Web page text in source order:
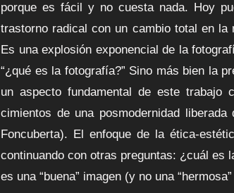
porque es fácil y no cuesta nada. Hoy
trastorno radical con un cambio total en
Es una explosión exponencial de la
“¿qué es la fotografía?” Sino más bien la
un aspecto fundamental de este trabajo
cimientos de una posmodernidad
Foncuberta). El enfoque de la ética-
continuando con otras preguntas: ¿cuál es
es una “buena” imagen (y no una